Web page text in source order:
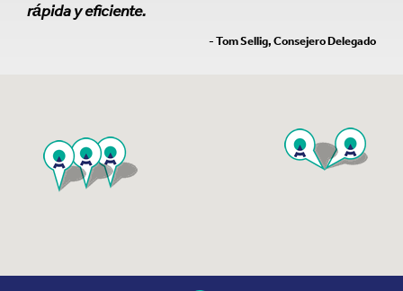
rápida y eficiente.
- Tom Sellig, Consejero Delegado